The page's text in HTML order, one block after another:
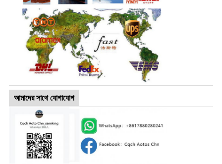
আমাদের সাথে যোগাযোগ